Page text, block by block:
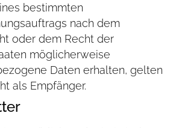
bestimmten
nach dem
oder dem Recht der
möglicherweise
Daten erhalten, gelten
als Empfänger.